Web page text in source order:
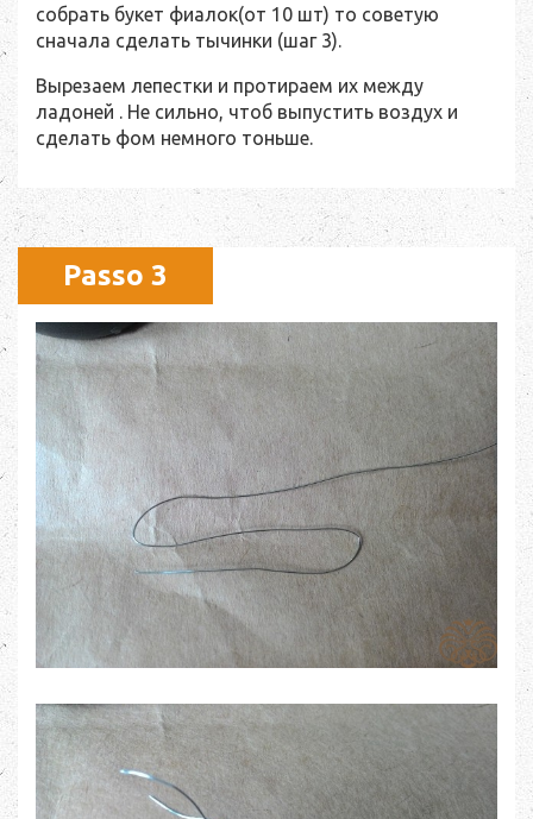
собрать букет фиалок(от 10 шт) то советую
сначала сделать тычинки (шаг 3).
Вырезаем лепестки и протираем их между
ладоней . Не сильно, чтоб выпустить воздух и
сделать фом немного тоньше.
Passo 3